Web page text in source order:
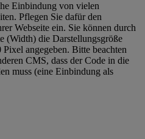
Einbindung von vielen
Pflegen Sie dafür den
Webseite ein. Sie können durch
(Width) die Darstellungsgröße
angegeben. Bitte beachten
CMS, dass der Code in die
muss (eine Einbindung als